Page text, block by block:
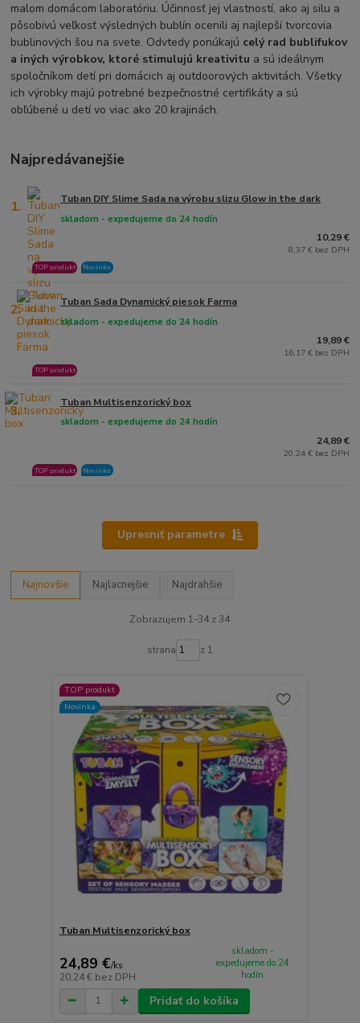
malom domácom laboratóriu. Účinnosť jej vlastností, ako aj silu a
pôsobivú veľkosť výsledných bublín ocenili aj najlepší tvorcovia
bublinových šou na svete. Odvtedy ponúkajú celý rad bublifukov
a iných výrobkov, ktoré stimulujú kreativitu a sú ideálnym
spoločníkom detí pri domácich aj outdoorových aktivitách. Všetky
ich výrobky majú potrebné bezpečnostné certifikáty a sú
obľúbené u detí vo viac ako 20 krajinách.
Najpredávanejšie
1. Tuban DIY Slime Sada na výrobu slizu Glow in the dark
skladom - expedujeme do 24 hodín
TOP produkt Novinka
10,29 €
8,37 € bez DPH
2. Tuban Sada Dynamický piesok Farma
skladom - expedujeme do 24 hodín
TOP produkt
19,89 €
16,17 € bez DPH
3. Tuban Multisenzorický box
skladom - expedujeme do 24 hodín
TOP produkt Novinka
24,89 €
20,24 € bez DPH
Upresniť parametre
Najnovšie Najlacnejšie Najdrahšie
Zobrazujem 1-34 z 34
strana z 1
TOP produkt
Novinka
Tuban Multisenzorický box
24,89 €/ks
20,24 € bez DPH
skladom -
expedujeme do 24
hodín
Pridať do košíka